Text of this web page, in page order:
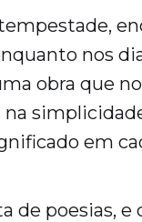
nos
obra que
em
de poesias,